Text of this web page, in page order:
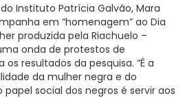
Instituto Patrícia Galvão, Mara
em “homenagem” ao Dia
produzida pela Riachuelo –
onda de protestos de
resultados da pesquisa. “É a
da mulher negra e do
social dos negros é servir aos